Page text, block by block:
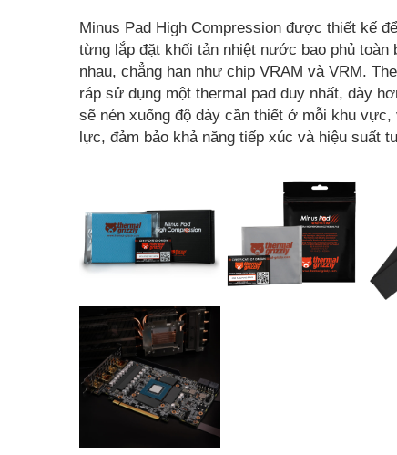
Minus Pad High Compression được thiết kế
từng lắp đặt khối tản nhiệt nước bao phủ
nhau, chẳng hạn như chip VRAM và VRM.
ráp sử dụng một thermal pad duy nhất, dày
sẽ nén xuống độ dày cần thiết ở mỗi khu
lực, đảm bảo khả năng tiếp xúc và hiệu suất